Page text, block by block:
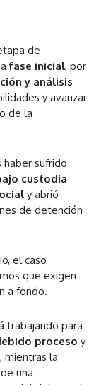
de
fase inicial, por
y análisis
y avanzar
de la
sufrido
custodia
y abrió
de detención
el caso
que exigen
a fondo.
trabajando para
proceso y
mientras la
una